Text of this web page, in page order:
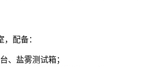
配备：
、盐雾测试箱；